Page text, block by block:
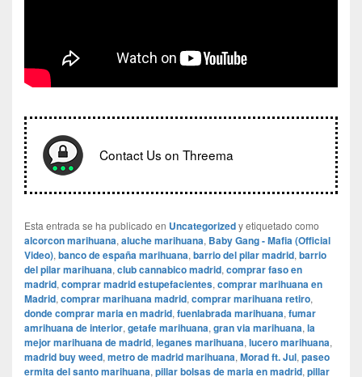
Contact Us on Threema
Esta entrada se ha publicado en Uncategorizedy etiquetado como
alcorcon marihuana, aluche marihuana, Baby Gang - Mafia (Official
Video), banco de españa marihuana, barrio del pilar madrid, barrio
del pilar marihuana, club cannabico madrid, comprar faso en
madrid, comprar madrid estupefacientes, comprar marihuana en
Madrid, comprar marihuana madrid, comprar marihuana retiro,
donde comprar maria en madrid, fuenlabrada marihuana, fumar
amrihuana de interior, getafe marihuana, gran via marihuana, la
mejor marihuana de madrid, leganes marihuana, lucero marihuana,
madrid buy weed, metro de madrid marihuana, Morad ft. Jul, paseo
ermita del santo marihuana, pillar bolsas de maria en madrid, pillar